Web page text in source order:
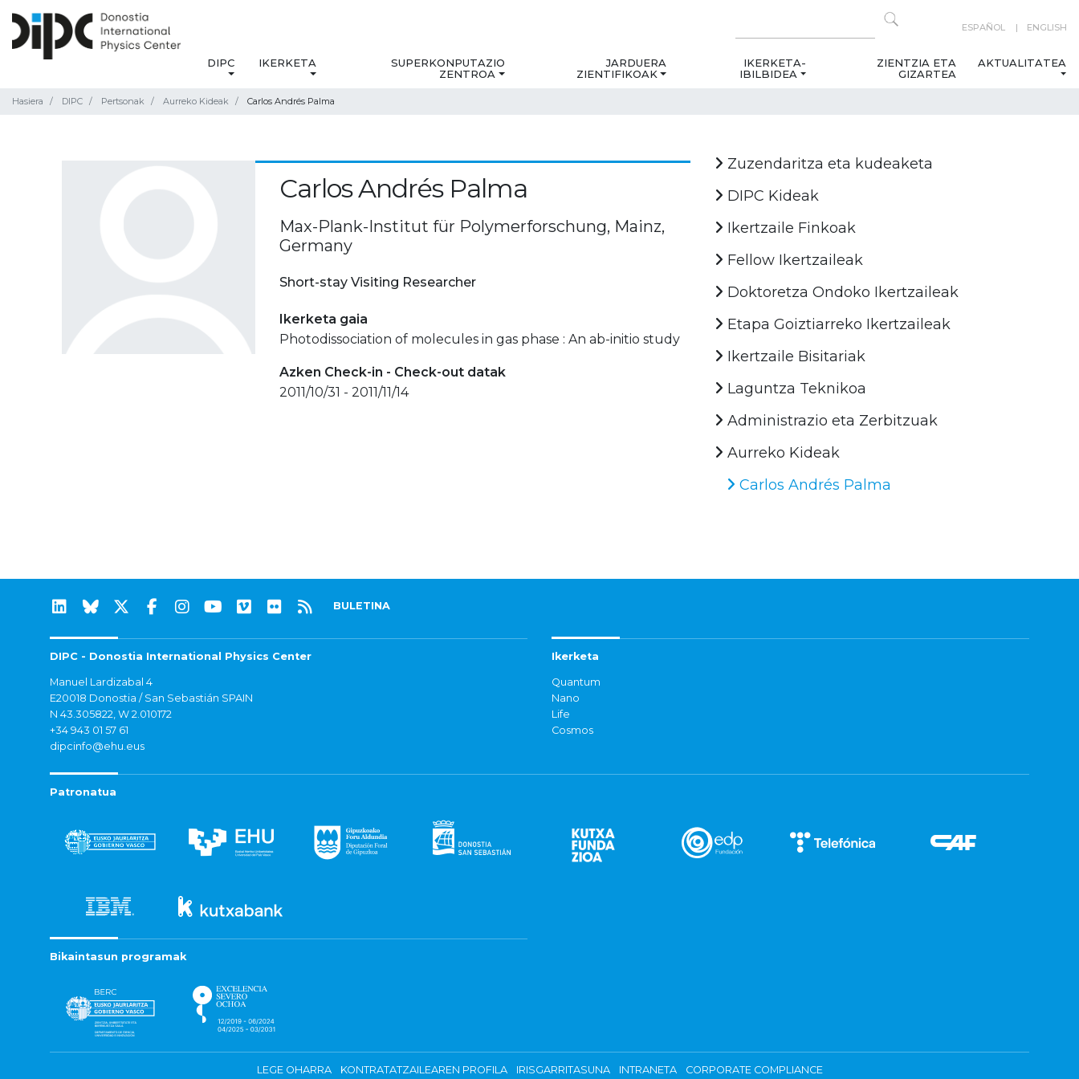
ESPAÑOL ENGLISH
DIPC IKERKETA
SUPERKONPUTAZIO
ZENTROA
JARDUERA
ZIENTIFIKOAK
IKERKETA-
IBILBIDEA
ZIENTZIA ETA
GIZARTEA
AKTUALITATEA
Hasiera DIPC Pertsonak Aurreko Kideak Carlos Andrés Palma
Carlos Andrés Palma
Max-Plank-Institut für Polymerforschung, Mainz,
Germany
Short-stay Visiting Researcher
Ikerketa gaia
Photodissociation of molecules in gas phase : An ab-initio study
Azken Check-in - Check-out datak
2011/10/31 - 2011/11/14
Zuzendaritza eta kudeaketa
DIPC Kideak
Ikertzaile Finkoak
Fellow Ikertzaileak
Doktoretza Ondoko Ikertzaileak
Etapa Goiztiarreko Ikertzaileak
Ikertzaile Bisitariak
Laguntza Teknikoa
Administrazio eta Zerbitzuak
Aurreko Kideak
Carlos Andrés Palma
BULETINA
DIPC - Donostia International Physics Center
Manuel Lardizabal 4
E20018 Donostia / San Sebastián SPAIN
N 43.305822, W 2.010172
+34 943 01 57 61
dipcinfo@ehu.eus
Ikerketa
Quantum
Nano
Life
Cosmos
Patronatua
Bikaintasun programak
LEGE OHARRA KONTRATATZAILEAREN PROFILA IRISGARRITASUNA INTRANETA CORPORATE COMPLIANCE